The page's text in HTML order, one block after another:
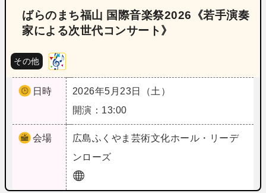
ばらのまち福山 国際音楽祭2026《若手演奏
家による次世代コンサート》
その他
日時
2026年5月23日（土）
開演：13:00
会場 広島ふくやま芸術文化ホール・リーデ
ンローズ